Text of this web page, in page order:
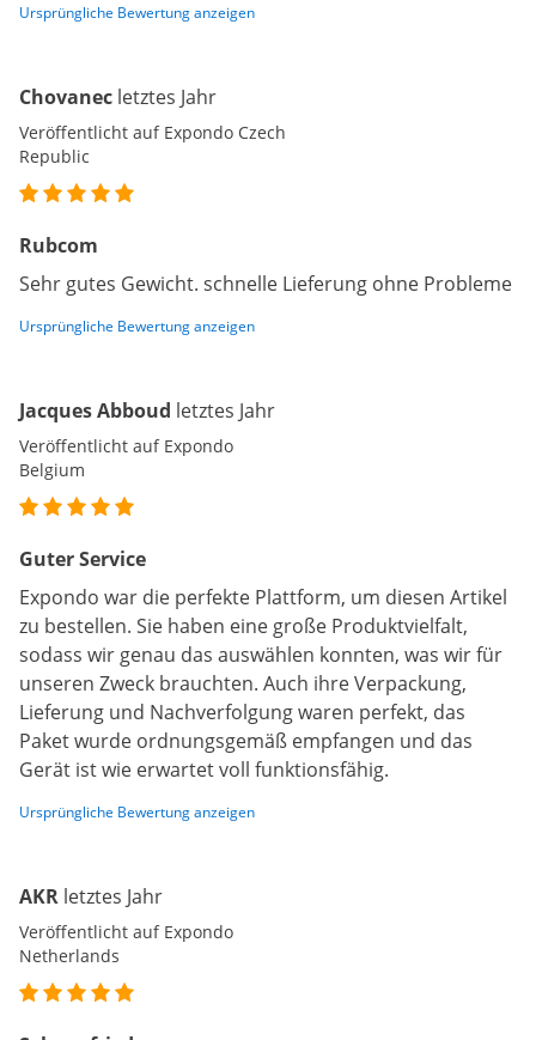
Ursprüngliche Bewertung anzeigen
Chovanec letztes Jahr
Veröffentlicht auf Expondo Czech
Republic
Rubcom
Sehr gutes Gewicht. schnelle Lieferung ohne Probleme
Ursprüngliche Bewertung anzeigen
Jacques Abboud letztes Jahr
Veröffentlicht auf Expondo
Belgium
Guter Service
Expondo war die perfekte Plattform, um diesen Artikel
zu bestellen. Sie haben eine große Produktvielfalt,
sodass wir genau das auswählen konnten, was wir für
unseren Zweck brauchten. Auch ihre Verpackung,
Lieferung und Nachverfolgung waren perfekt, das
Paket wurde ordnungsgemäß empfangen und das
Gerät ist wie erwartet voll funktionsfähig.
Ursprüngliche Bewertung anzeigen
AKR letztes Jahr
Veröffentlicht auf Expondo
Netherlands